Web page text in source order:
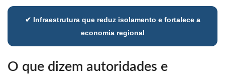
✔ Infraestrutura que reduz isolamento e fortalece a
economia regional
O que dizem autoridades e